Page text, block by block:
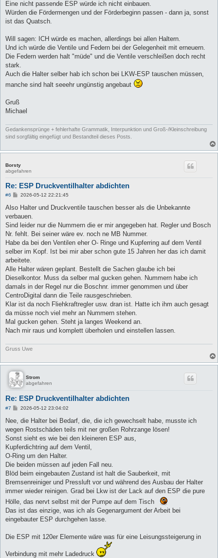
Eine nicht passende ESP würde ich nicht einbauen.
Würden die Fördermengen und der Förderbeginn passen - dann ja, sonst
ist das Quatsch.
Will sagen: ICH würde es machen, allerdings bei allen Haltern.
Und ich würde die Ventile und Federn bei der Gelegenheit mit erneuern.
Die Federn werden halt "müde" und die Ventile verschleißen doch recht
stark.
Auch die Halter selber hab ich schon bei LKW-ESP tauschen müssen,
manche sind halt seeehr ungünstig angebaut
Gruß
Michael
Gedankensprünge + fehlerhafte Grammatik, Interpunktion und Groß-/Kleinschreibung
sind sorgfältig eingefügt und Bestandteil dieses Posts.
Borsty
abgefahren
Re: ESP Druckventilhalter abdichten
#6
B
r
a
2026-05-12 22:21:45
Also Halter und Druckventile tauschen besser als die Unbekannte
verbauen.
Sind leider nur die Nummern die er mir angegeben hat. Regler und Bosch
Nr. fehlt. Bei seiner wäre ev. noch ne MB Nummer.
Habe da bei den Ventilen eher O- Ringe und Kupferring auf dem Ventil
selber im Kopf. Ist bei mir aber schon gute 15 Jahren her das ich damit
arbeitete.
Alle Halter wären geplant. Bestellt die Sachen glaube ich bei
Dieselkontor. Muss da selber mal gucken gehen. Nummern habe ich
damals in der Regel nur die Boschnr. immer genommen und über
CentroDigital dann die Teile rausgeschrieben.
Klar ist da noch Fliehkraftregler usw. dran ist. Hatte ich ihm auch gesagt
da müsse noch viel mehr an Nummern stehen.
Mal gucken gehen. Steht ja langes Weekend an.
Nach mir raus und komplett überholen und einstellen lassen.
Gruss Uwe
Strom
abgefahren
Re: ESP Druckventilhalter abdichten
#7
B
r
a
2026-05-12 23:04:02
Nee, die Halter bei Bedarf, die, die ich gewechselt habe, musste ich
wegen Rostschäden teils mit ner großen Rohrzange lösen!
Sonst sieht es wie bei den kleineren ESP aus,
Kupferdichtring auf dem Ventil,
O-Ring um den Halter.
Die beiden müssen auf jeden Fall neu.
Blöd beim eingebauten Zustand ist halt die Sauberkeit, mit
Bremsenreiniger und Pressluft vor und während des Ausbau der Halter
immer wieder reinigen. Grad bei Lkw ist der Lack auf den ESP die pure
Hölle, das nervt selbst mit der Pumpe auf dem Tisch
Das ist das einzige, was ich als Gegenargument der Arbeit bei
eingebauter ESP durchgehen lasse.
Die ESP mit 120er Elemente wäre was für eine Leisungssteigerung in
Verbindung mit mehr Ladedruck